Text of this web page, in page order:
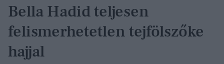
Bella Hadid teljesen
felismerhetetlen tejfölszőke
hajjal